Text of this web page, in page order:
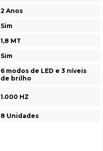
2 Anos
Sim
1,8 MT
Sim
6 modos de LED e 3 níveis
de brilho
1.000 HZ
8 Unidades